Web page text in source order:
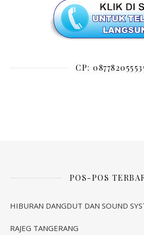
CP:
POS-POS
HIBURAN DANGDUT DAN SOUND
RAJEG TANGERANG